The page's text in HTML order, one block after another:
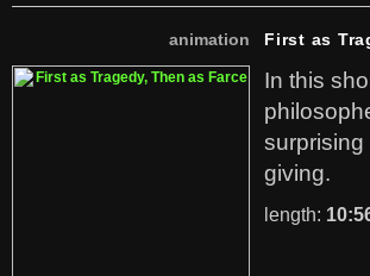
animation First as
In this
surprising
giving.
length: